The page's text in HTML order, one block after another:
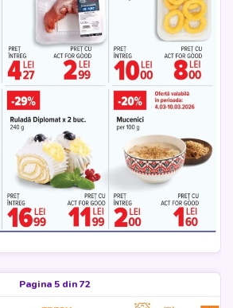
Pagina 5 din 72